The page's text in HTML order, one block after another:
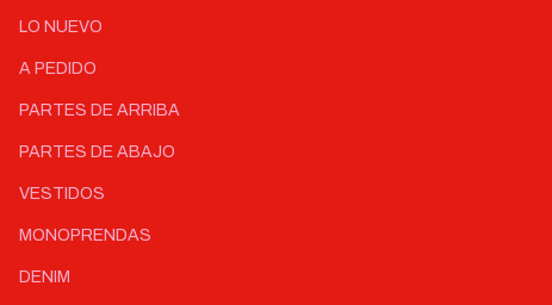
LO NUEVO
A PEDIDO
PARTES DE ARRIBA
PARTES DE ABAJO
VESTIDOS
MONOPRENDAS
DENIM